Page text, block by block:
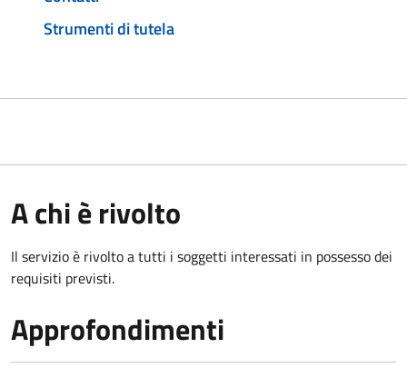
Strumenti di tutela
A chi è rivolto
Il servizio è rivolto a tutti i soggetti interessati in possesso dei
requisiti previsti.
Approfondimenti